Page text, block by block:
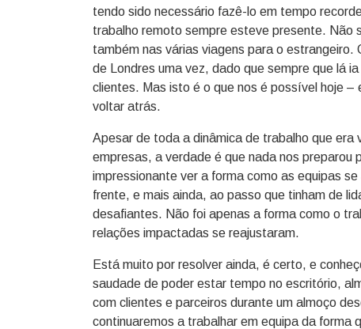
tendo sido necessário fazê-lo em tempo
trabalho remoto sempre esteve presente. Não
também nas várias viagens para o
de Londres uma vez, dado que sempre que lá
clientes. Mas isto é o que nos é possível hoje
voltar atrás.
Apesar de toda a dinâmica de trabalho que era
empresas, a verdade é que nada nos preparou
impressionante ver a forma como as equipas
frente, e mais ainda, ao passo que tinham de
desafiantes. Não foi apenas a forma como o
relações impactadas se reajustaram.
Está muito por resolver ainda, é certo, e
saudade de poder estar tempo no escritório,
com clientes e parceiros durante um almoço
continuaremos a trabalhar em equipa da forma